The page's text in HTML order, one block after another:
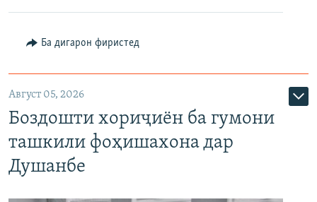
Ба дигарон фиристед
Август 05, 2026
Боздошти хориҷиён ба гумони
ташкили фоҳишахона дар
Душанбе